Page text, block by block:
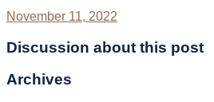
November 11, 2022
Discussion about this post
Archives